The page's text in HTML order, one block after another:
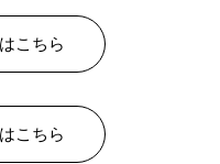
こちら
こちら